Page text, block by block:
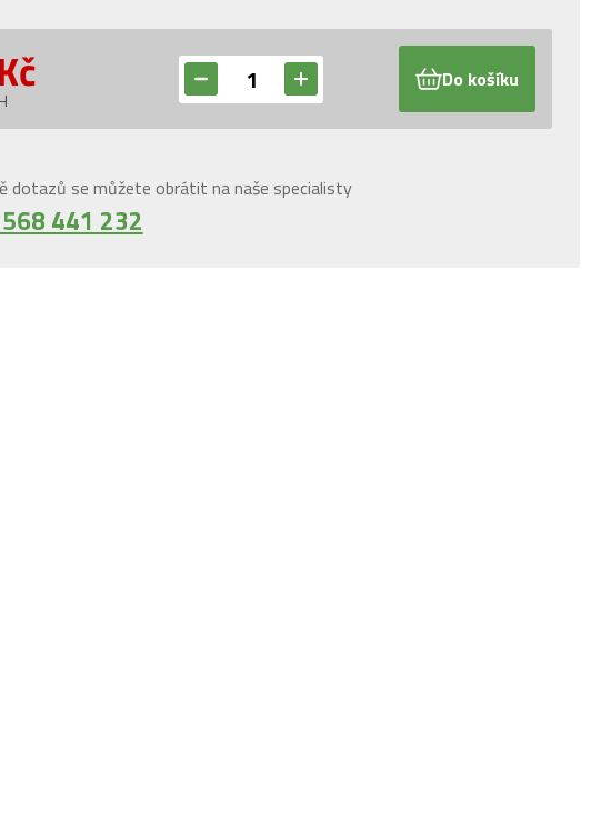
Kč Do košíku
dotazů se můžete obrátit na naše specialisty
441 232